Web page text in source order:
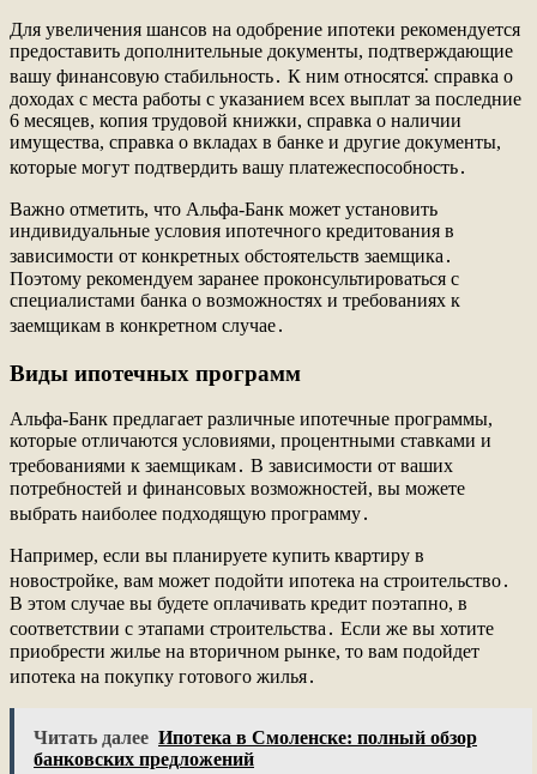
Для увеличения шансов на одобрение ипотеки рекомендуется
предоставить дополнительные документы, подтверждающие
вашу финансовую стабильность․ К ним относятся⁚ справка о
доходах с места работы с указанием всех выплат за последние
6 месяцев, копия трудовой книжки, справка о наличии
имущества, справка о вкладах в банке и другие документы,
которые могут подтвердить вашу платежеспособность․
Важно отметить, что Альфа-Банк может установить
индивидуальные условия ипотечного кредитования в
зависимости от конкретных обстоятельств заемщика․
Поэтому рекомендуем заранее проконсультироваться с
специалистами банка о возможностях и требованиях к
заемщикам в конкретном случае․
Виды ипотечных программ
Альфа-Банк предлагает различные ипотечные программы,
которые отличаются условиями, процентными ставками и
требованиями к заемщикам․ В зависимости от ваших
потребностей и финансовых возможностей, вы можете
выбрать наиболее подходящую программу․
Например, если вы планируете купить квартиру в
новостройке, вам может подойти ипотека на строительство․
В этом случае вы будете оплачивать кредит поэтапно, в
соответствии с этапами строительства․ Если же вы хотите
приобрести жилье на вторичном рынке, то вам подойдет
ипотека на покупку готового жилья․
Читать далее Ипотека в Смоленске: полный обзор
банковских предложений